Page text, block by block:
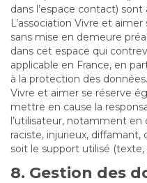
dans l’espace contact)
L’association Vivre et
sans mise en demeure
dans cet espace qui
applicable en France, en
à la protection des
Vivre et aimer se réserve
mettre en cause la
l’utilisateur, notamment en
raciste, injurieux,
soit le support utilisé
8. Gestion des